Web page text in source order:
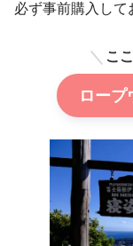
必ず事前購入して
こ
ロープ